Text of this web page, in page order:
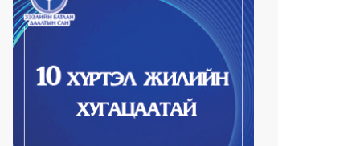
сондгой тоогоор төгссөн ...
Улаанбаатарт өдөртөө 30 хэм